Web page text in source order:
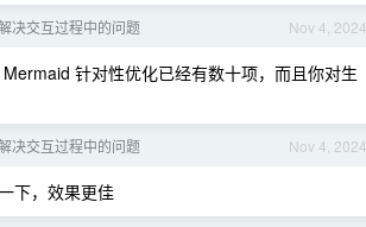
Nov 4, 2024
决交互过程中的问题
针对性优化已经有数十项，而且你对生
Nov 4, 2024
决交互过程中的问题
下，效果更佳